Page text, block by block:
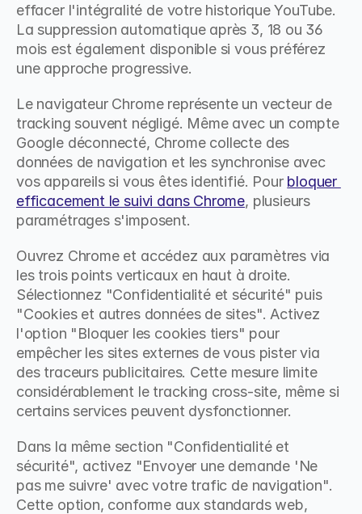
effacer l'intégralité de votre historique YouTube.
La suppression automatique après 3, 18 ou 36
mois est également disponible si vous préférez
une approche progressive.
Le navigateur Chrome représente un vecteur de
tracking souvent négligé. Même avec un compte
Google déconnecté, Chrome collecte des
données de navigation et les synchronise avec
vos appareils si vous êtes identifié. Pour bloquer
efficacement le suivi dans Chrome, plusieurs
paramétrages s'imposent.
Ouvrez Chrome et accédez aux paramètres via
les trois points verticaux en haut à droite.
Sélectionnez "Confidentialité et sécurité" puis
"Cookies et autres données de sites". Activez
l'option "Bloquer les cookies tiers" pour
empêcher les sites externes de vous pister via
des traceurs publicitaires. Cette mesure limite
considérablement le tracking cross-site, même si
certains services peuvent dysfonctionner.
Dans la même section "Confidentialité et
sécurité", activez "Envoyer une demande 'Ne
pas me suivre' avec votre trafic de navigation".
Cette option, conforme aux standards web,